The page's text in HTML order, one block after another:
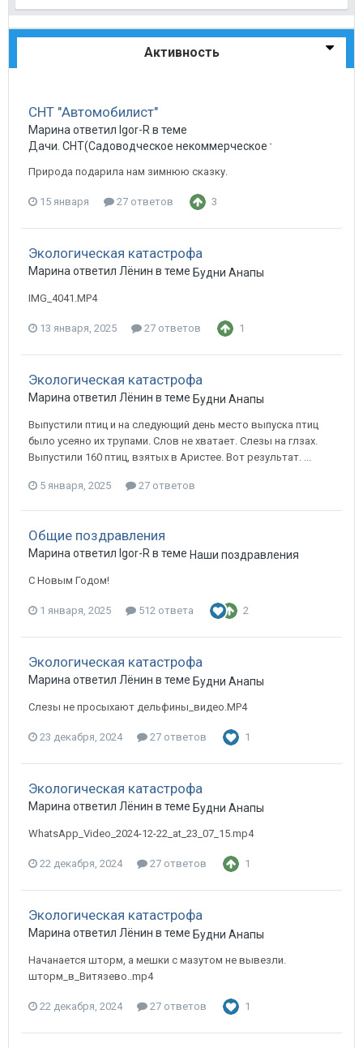
Активность
СНТ "Автомобилист"
Марина ответил Igor-R в теме
Дачи. СНТ(Садоводческое некоммерческое товарищество)
Природа подарила нам зимнюю сказку.
15 января 27 ответов 3
Экологическая катастрофа
Марина ответил Лёнин в теме Будни Анапы
IMG_4041.MP4
13 января, 2025 27 ответов 1
Экологическая катастрофа
Марина ответил Лёнин в теме Будни Анапы
Выпустили птиц и на следующий день место выпуска птиц
было усеяно их трупами. Слов не хватает. Слезы на глзах.
Выпустили 160 птиц, взятых в Аристее. Вот результат. ...
5 января, 2025 27 ответов
Общие поздравления
Марина ответил Igor-R в теме Наши поздравления
С Новым Годом!
1 января, 2025 512 ответа 2
Экологическая катастрофа
Марина ответил Лёнин в теме Будни Анапы
Слезы не просыхают дельфины_видео.MP4
23 декабря, 2024 27 ответов 1
Экологическая катастрофа
Марина ответил Лёнин в теме Будни Анапы
WhatsApp_Video_2024-12-22_at_23_07_15.mp4
22 декабря, 2024 27 ответов 1
Экологическая катастрофа
Марина ответил Лёнин в теме Будни Анапы
Начанается шторм, а мешки с мазутом не вывезли.
шторм_в_Витязево..mp4
22 декабря, 2024 27 ответов 1